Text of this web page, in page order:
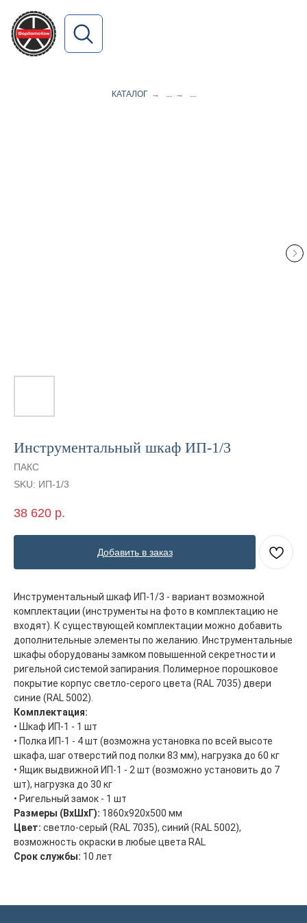
КАТАЛОГ → ... → ...
Инструментальный шкаф ИП-1/3
ПАКС
SKU: ИП-1/3
38 620 р.
Добавить в заказ
Инструментальный шкаф ИП-1/3 - вариант возможной
комплектации (инструменты на фото в комплектацию не
входят). К существующей комплектации можно добавить
дополнительные элементы по желанию. Инструментальные
шкафы оборудованы замком повышенной секретности и
ригельной системой запирания. Полимерное порошковое
покрытие корпус светло-серого цвета (RAL 7035) двери
синие (RAL 5002).
Комплектация:
• Шкаф ИП-1 - 1 шт
• Полка ИП-1 - 4 шт (возможна установка по всей высоте
шкафа, шаг отверстий под полки 83 мм), нагрузка до 60 кг
• Ящик выдвижной ИП-1 - 2 шт (возможно установить до 7
шт), нагрузка до 30 кг
• Ригельный замок - 1 шт
Размеры (ВхШхГ): 1860x920x500 мм
Цвет: светло-серый (RAL 7035), синий (RAL 5002),
возможность окраски в любые цвета RAL
Cрок службы: 10 лет
ООО "ФорАвтоКом" Главная
Каталог
ООО "ФорАвтоКом", ИНН:6165230254, ОГРН:1216100025063
Политика обработки персональных данных
2015-2025